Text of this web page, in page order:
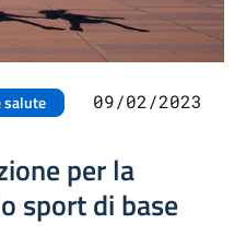
salute 09/02/2023
per la
sport di base